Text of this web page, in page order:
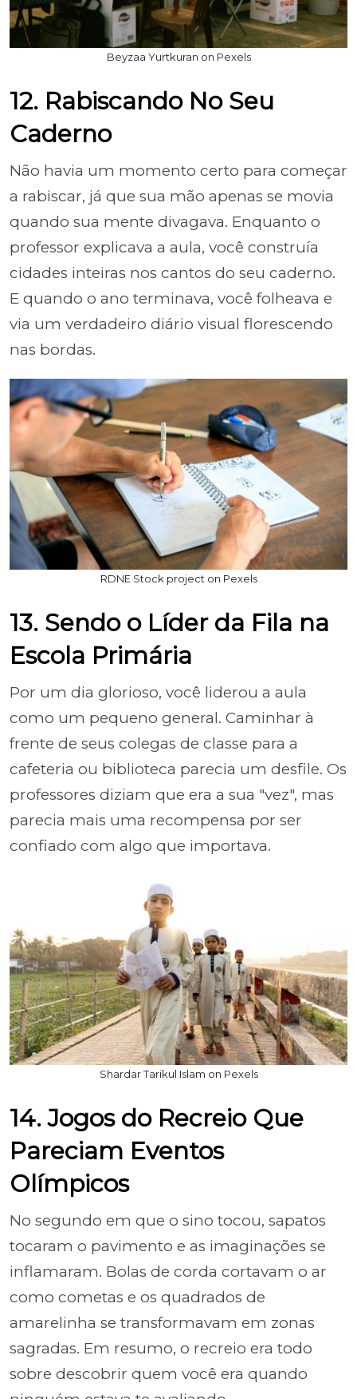
Beyzaa Yurtkuran on Pexels
12. Rabiscando No Seu
Caderno
Não havia um momento certo para começar
a rabiscar, já que sua mão apenas se movia
quando sua mente divagava. Enquanto o
professor explicava a aula, você construía
cidades inteiras nos cantos do seu caderno.
E quando o ano terminava, você folheava e
via um verdadeiro diário visual florescendo
nas bordas.
RDNE Stock project on Pexels
13. Sendo o Líder da Fila na
Escola Primária
Por um dia glorioso, você liderou a aula
como um pequeno general. Caminhar à
frente de seus colegas de classe para a
cafeteria ou biblioteca parecia um desfile. Os
professores diziam que era a sua "vez", mas
parecia mais uma recompensa por ser
confiado com algo que importava.
Shardar Tarikul Islam on Pexels
14. Jogos do Recreio Que
Pareciam Eventos
Olímpicos
No segundo em que o sino tocou, sapatos
tocaram o pavimento e as imaginações se
inflamaram. Bolas de corda cortavam o ar
como cometas e os quadrados de
amarelinha se transformavam em zonas
sagradas. Em resumo, o recreio era todo
sobre descobrir quem você era quando